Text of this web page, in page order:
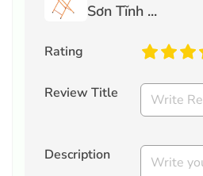
Sơn Tĩnh ...
Rating
Review Title
Description